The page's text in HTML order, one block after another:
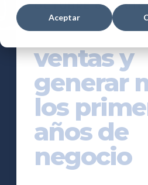
Aceptar
OCTUBRE 06, 2016
ventas y
generar
los
años de
negocio